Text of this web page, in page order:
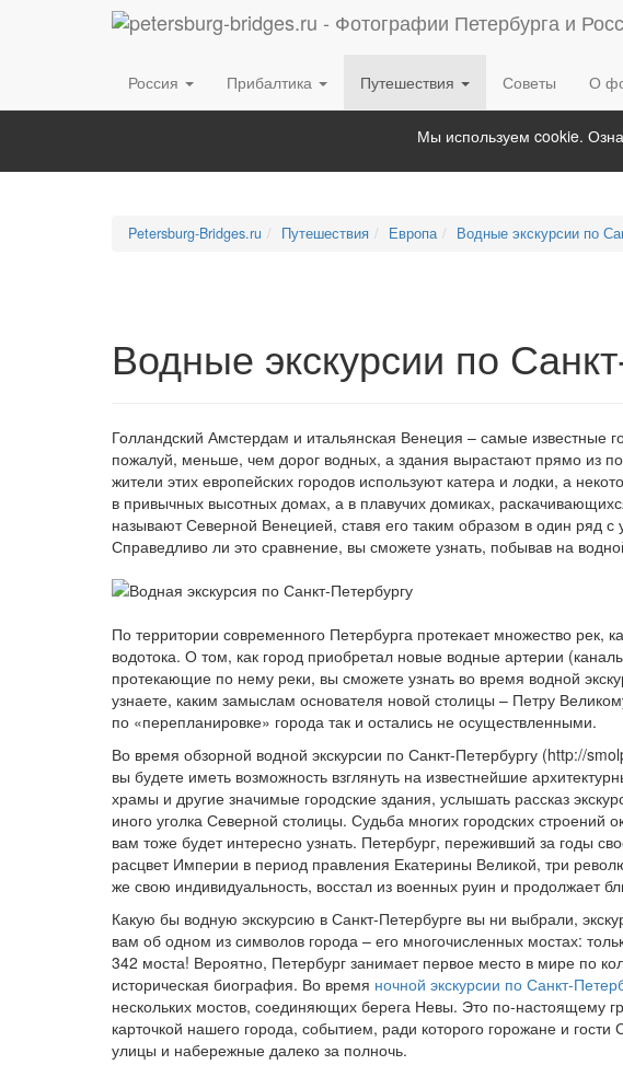
Россия Прибалтика Путешествия Советы О
Мы используем cookie.
Petersburg-Bridges.ru Путешествия Европа Водные экскурсии по
Водные экскурсии по
Голландский Амстердам и итальянская Венеция – самые известные
пожалуй, меньше, чем дорог водных, а здания вырастают прямо из
жители этих европейских городов используют катера и лодки, а
в привычных высотных домах, а в плавучих домиках,
называют Северной Венецией, ставя его таким образом в один ряд
Справедливо ли это сравнение, вы сможете узнать, побывав на
По территории современного Петербурга протекает множество рек,
водотока. О том, как город приобретал новые водные артерии
протекающие по нему реки, вы сможете узнать во время водной
узнаете, каким замыслам основателя новой столицы – Петру
по «перепланировке» города так и остались не осуществленными.
Во время обзорной водной экскурсии по Санкт-Петербургу (http://
вы будете иметь возможность взглянуть на известнейшие
храмы и другие значимые городские здания, услышать рассказ
иного уголка Северной столицы. Судьба многих городских
вам тоже будет интересно узнать. Петербург, переживший за годы
расцвет Империи в период правления Екатерины Великой, три
же свою индивидуальность, восстал из военных руин и продолжает
Какую бы водную экскурсию в Санкт-Петербурге вы ни выбрали,
вам об одном из символов города – его многочисленных мостах:
342 моста! Вероятно, Петербург занимает первое место в мире по
историческая биография. Во время ночной экскурсии по Санкт-
нескольких мостов, соединяющих берега Невы. Это по-настоящему
карточкой нашего города, событием, ради которого горожане и
улицы и набережные далеко за полночь.